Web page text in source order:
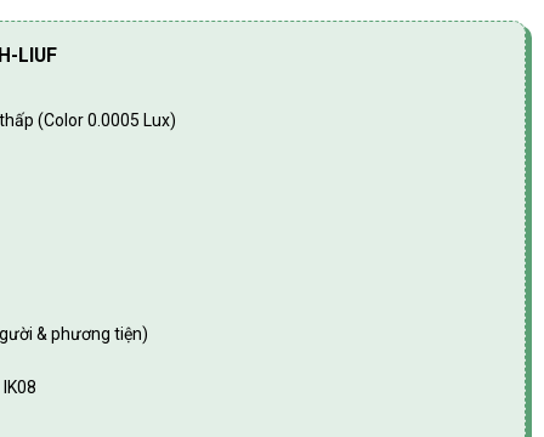
LIUF
(Color 0.0005 Lux)
& phương tiện)